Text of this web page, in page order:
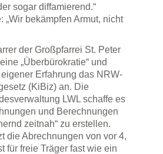
sogar diffamierend.“
„Wir bekämpfen Armut, nicht
der Großpfarrei St. Peter
„Überbürokratie“ und
Erfahrung das NRW-
(KiBiz) an. Die
LWL schaffe es
und Berechnungen
zeitnah“ zu erstellen.
die Abrechnungen von vor 4,
für freie Träger fast wie ein